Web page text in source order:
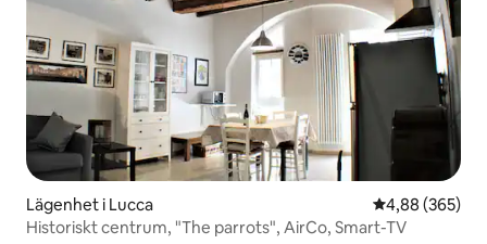
Lägenhet i Lucca 4,88 av 5 i
4,88 (365)
Historiskt centrum, "The parrots", AirCo, Smart-TV